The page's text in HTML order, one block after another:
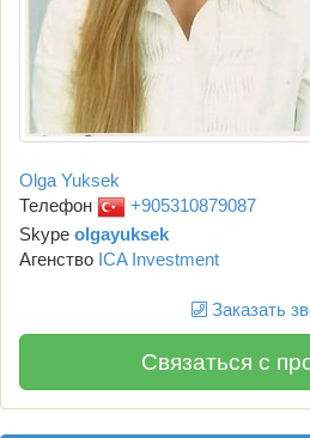
Olga Yuksek
Телефон
+905310879087
Skype olgayuksek
Агенство ICA Investment
Заказать
Связаться с